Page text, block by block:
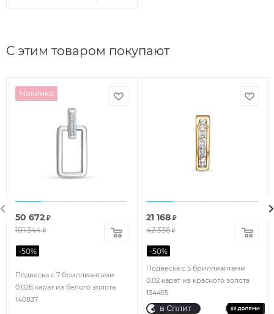
С этим товаром покупают
Новинка
Подвеска с 7 бриллиантами
0.028 карат из белого золота
140837
50 672 ₽
101 344₽
-50%
Подвеска с 5 бриллиантами
0.02 карат из красного золота
134455
21 168 ₽
42 336₽
-50%
в Сплит